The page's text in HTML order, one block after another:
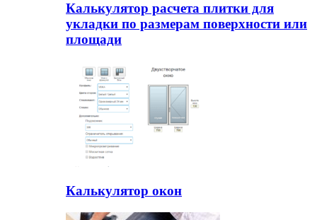
Калькулятор расчета плитки для
укладки по размерам поверхности или
площади
Калькулятор окон